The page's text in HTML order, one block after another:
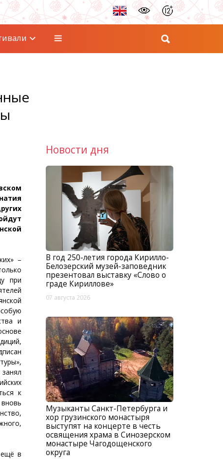
–
при
и
к
ещё в
Новости дня
В год 250-летия города Кирилло-
Белозерский музей-заповедник
презентовал выставку «Слово о
граде Кириллове»
07 августа 2026
Музыканты Санкт-Петербурга и
хор грузинского монастыря
выступят на концерте в честь
освящения храма в Синозерском
монастыре Чагодощенского
округа